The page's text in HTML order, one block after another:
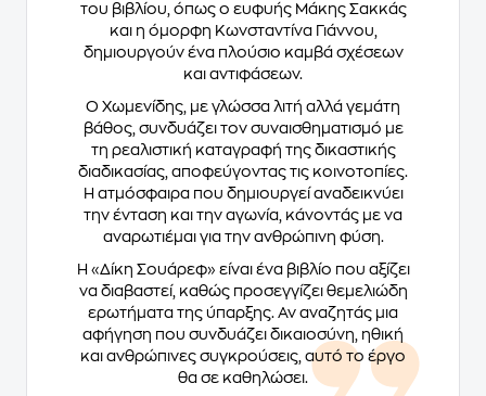
του βιβλίου, όπως ο ευφυής Μάκης Σακκάς
και η όμορφη Κωνσταντίνα Γιάννου,
δημιουργούν ένα πλούσιο καμβά σχέσεων
και αντιφάσεων.
Ο Χωμενίδης, με γλώσσα λιτή αλλά γεμάτη
βάθος, συνδυάζει τον συναισθηματισμό με
τη ρεαλιστική καταγραφή της δικαστικής
διαδικασίας, αποφεύγοντας τις κοινοτοπίες.
Η ατμόσφαιρα που δημιουργεί αναδεικνύει
την ένταση και την αγωνία, κάνοντάς με να
αναρωτιέμαι για την ανθρώπινη φύση.
Η «Δίκη Σουάρεφ» είναι ένα βιβλίο που αξίζει
να διαβαστεί, καθώς προσεγγίζει θεμελιώδη
ερωτήματα της ύπαρξης. Αν αναζητάς μια
αφήγηση που συνδυάζει δικαιοσύνη, ηθική
και ανθρώπινες συγκρούσεις, αυτό το έργο
θα σε καθηλώσει.